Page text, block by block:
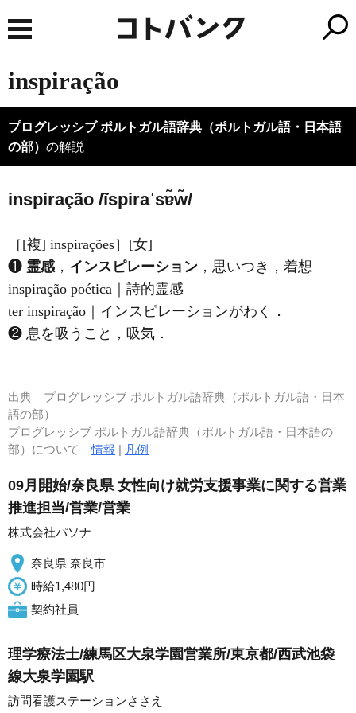
inspiração
プログレッシブ ポルトガル語辞典（ポルトガル語・日本語
の部） の解説
inspiração /ĩspiraˈsɐ̃w̃/
［[複] inspirações］[女]
❶ 霊感， インスピレーション ，思いつき，着想
inspiração poética｜詩的霊感
ter inspiração｜インスピレーションがわく．
❷ 息を吸うこと，吸気．
出典 プログレッシブ ポルトガル語辞典（ポルトガル語・日本
語の部）
プログレッシブ ポルトガル語辞典（ポルトガル語・日本語の
部）について情報 | 凡例
09月開始/奈良県 女性向け就労支援事業に関する営業
推進担当/営業/営業
株式会社パソナ
奈良県 奈良市
時給1,480円
契約社員
理学療法士/練馬区大泉学園営業所/東京都/西武池袋
線大泉学園駅
訪問看護ステーションささえ